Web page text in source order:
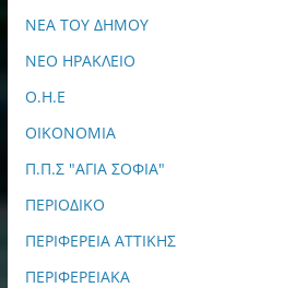
ΝΕΑ ΤΟΥ ΔΗΜΟΥ
ΝΕΟ ΗΡΑΚΛΕΙΟ
Ο.Η.Ε
ΟΙΚΟΝΟΜΙΑ
Π.Π.Σ "ΑΓΙΑ ΣΟΦΙΑ"
ΠΕΡΙΟΔΙΚΟ
ΠΕΡΙΦΕΡΕΙΑ ΑΤΤΙΚΗΣ
ΠΕΡΙΦΕΡΕΙΑΚΑ